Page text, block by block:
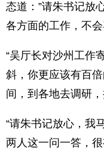
态道：”请朱书记放
各方面的工作，不
“吴厅长对沙州工作
斜，你更应该有百
间，到各地去调研
“请朱书记放心，我
两人这一问一答，很